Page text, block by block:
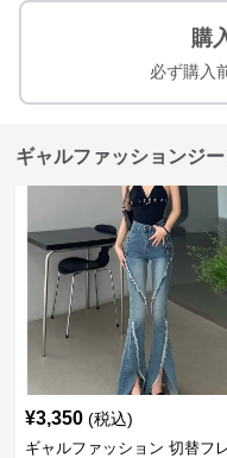
購
必ず購入
ギャルファッションジ
¥3,350 (税込)
ギャルファッション 切替フ